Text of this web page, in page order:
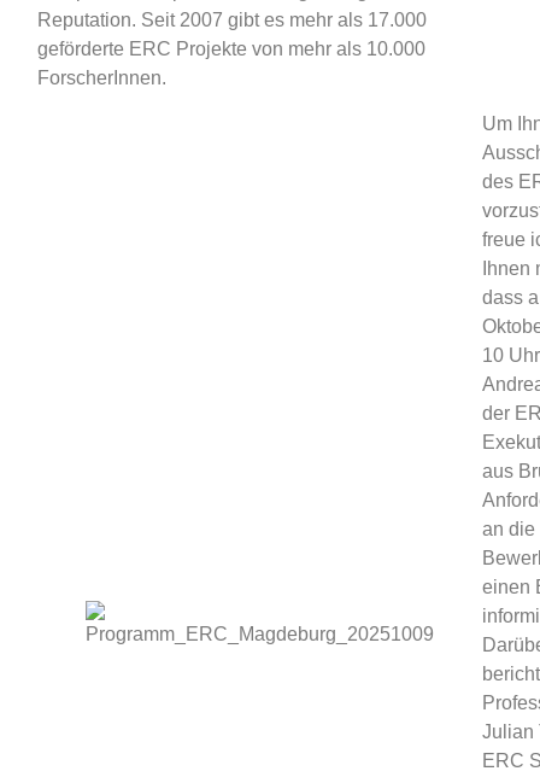
Reputation. Seit 2007 gibt es mehr als 17.000
geförderte ERC Projekte von mehr als 10.000
ForscherInnen.
Um
des
freue
Ihnen
dass
10
der
aus
an die
einen
Julian
ERC